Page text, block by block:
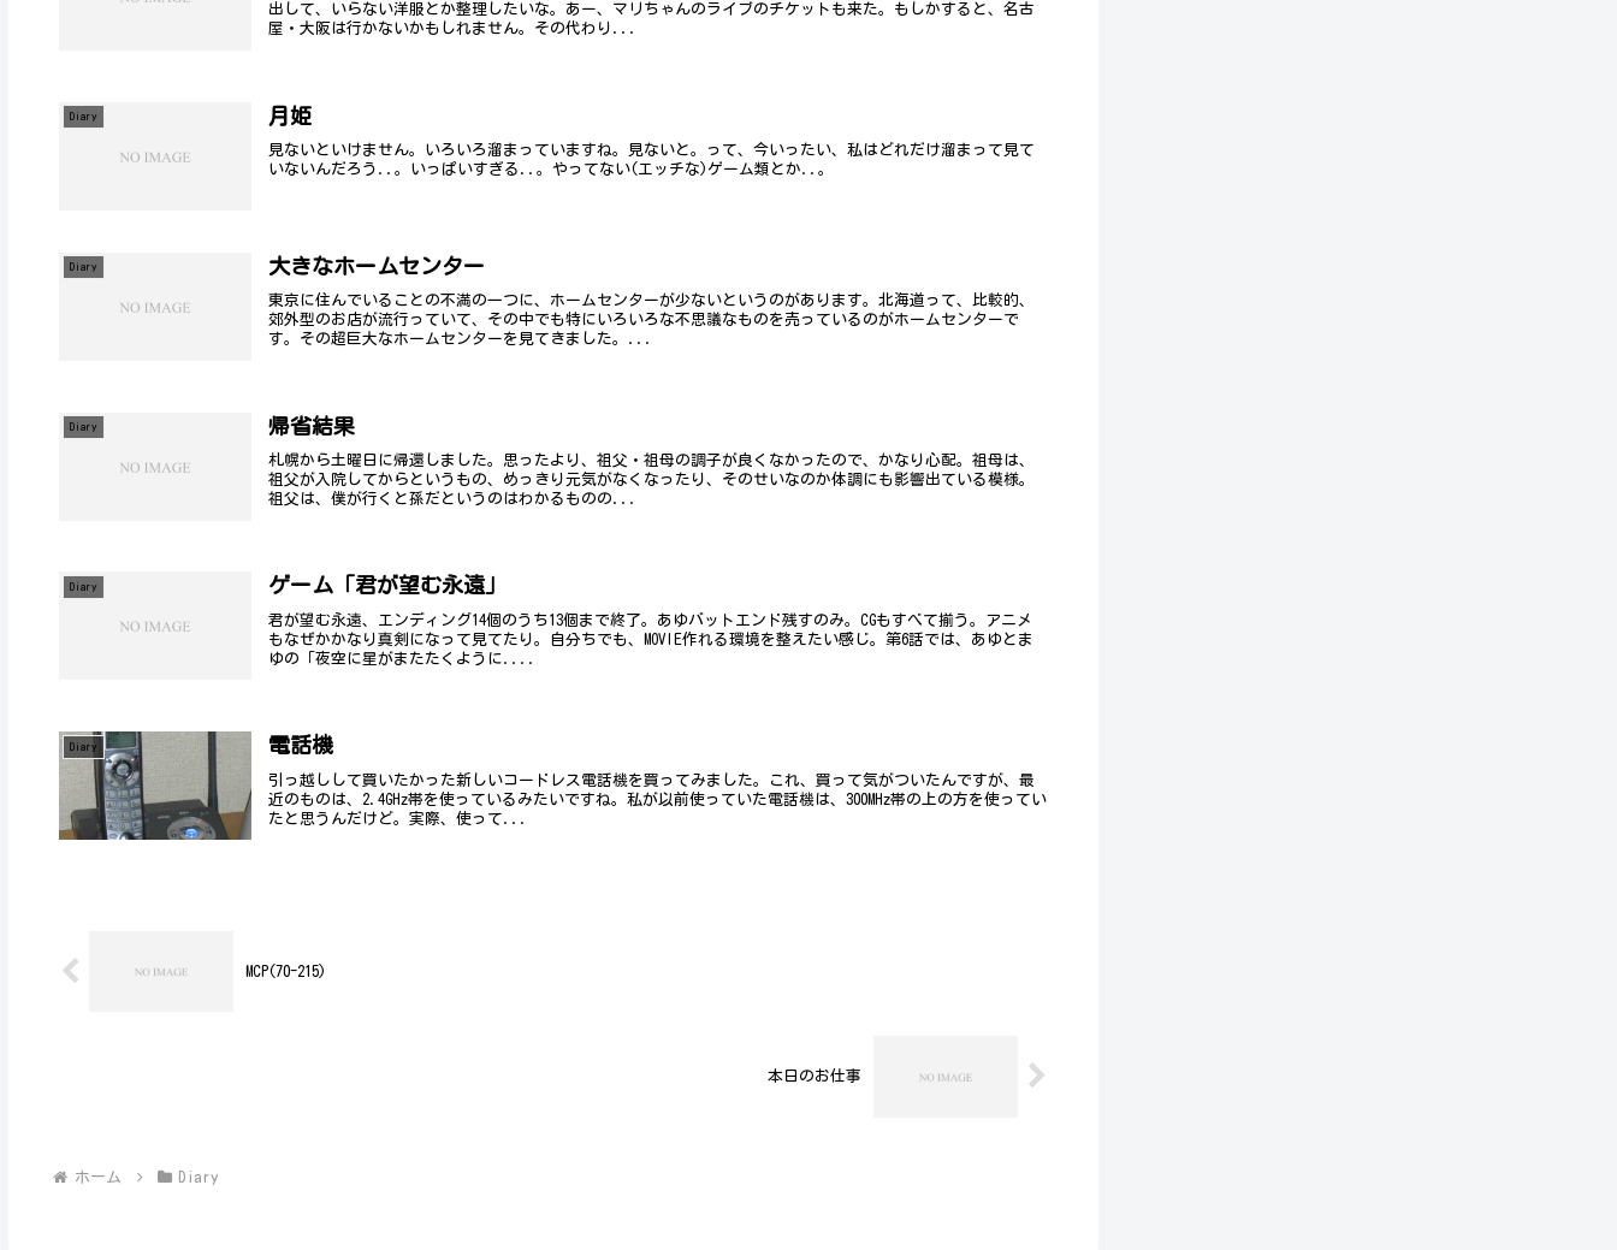
出して、いらない洋服とか整理したいな。あー、マリちゃんのライブのチケットも来た。もしかすると、名古
屋・大阪は行かないかもしれません。その代わり...
Diary 月姫
見ないといけません。いろいろ溜まっていますね。見ないと。って、今いったい、私はどれだけ溜まって見て
いないんだろう..。いっぱいすぎる..。やってない(エッチな)ゲーム類とか..。
Diary 大きなホームセンター
東京に住んでいることの不満の一つに、ホームセンターが少ないというのがあります。北海道って、比較的、
郊外型のお店が流行っていて、その中でも特にいろいろな不思議なものを売っているのがホームセンターで
す。その超巨大なホームセンターを見てきました。...
Diary 帰省結果
札幌から土曜日に帰還しました。思ったより、祖父・祖母の調子が良くなかったので、かなり心配。祖母は、
祖父が入院してからというもの、めっきり元気がなくなったり、そのせいなのか体調にも影響出ている模様。
祖父は、僕が行くと孫だというのはわかるものの...
Diary ゲーム「君が望む永遠」
君が望む永遠、エンディング14個のうち13個まで終了。あゆバットエンド残すのみ。CGもすべて揃う。アニメ
もなぜかかなり真剣になって見てたり。自分ちでも、MOVIE作れる環境を整えたい感じ。第6話では、あゆとま
ゆの「夜空に星がまたたくように....
Diary 電話機
引っ越しして買いたかった新しいコードレス電話機を買ってみました。これ、買って気がついたんですが、最
近のものは、2.4GHz帯を使っているみたいですね。私が以前使っていた電話機は、300MHz帯の上の方を使ってい
たと思うんだけど。実際、使って...
MCP(70-215)
本日のお仕事
ホーム Diary